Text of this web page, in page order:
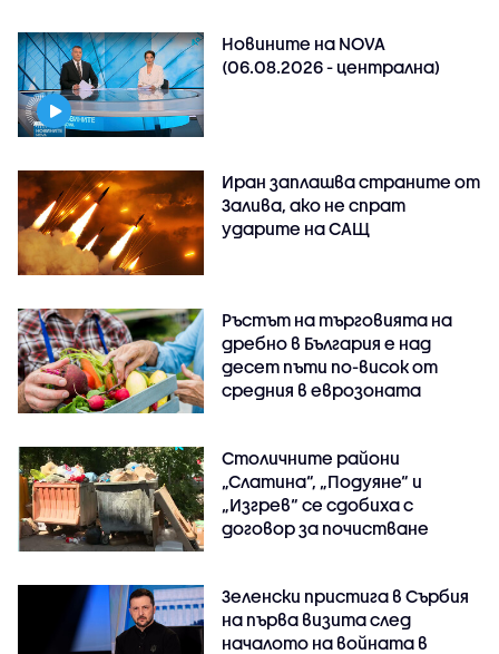
Новините на NOVA
(06.08.2026 - централна)
Иран заплашва страните от
Залива, ако не спрат
ударите на САЩ
Ръстът на търговията на
дребно в България е над
десет пъти по-висок от
средния в еврозоната
Столичните райони
„Слатина“, „Подуяне“ и
„Изгрев“ се сдобиха с
договор за почистване
Зеленски пристига в Сърбия
на първа визита след
началото на войната в